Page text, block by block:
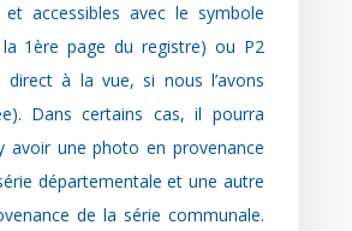
et accessibles avec le symbole
1ère page du registre) ou P2
direct à la vue, si nous l’avons
Dans certains cas, il pourra
avoir une photo en provenance
départementale et une autre